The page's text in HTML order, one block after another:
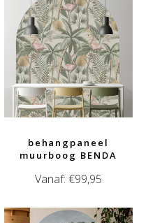
behangpaneel
muurboog BENDA
Vanaf: €99,95